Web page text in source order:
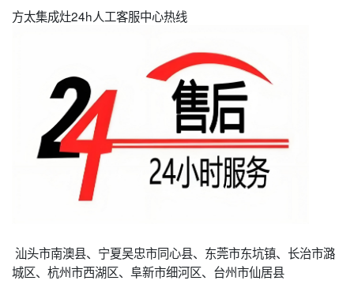
方太集成灶24h人工客服中心热线
汕头市南澳县、宁夏吴忠市同心县、东莞市东坑镇、长治市潞
城区、杭州市西湖区、阜新市细河区、台州市仙居县